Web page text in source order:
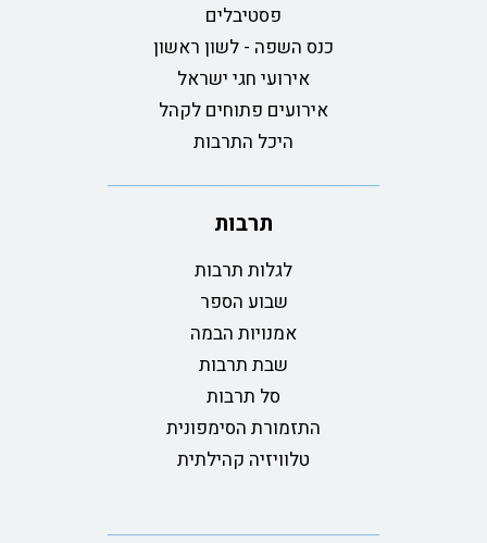
פסטיבלים
כנס השפה - לשון ראשון
אירועי חגי ישראל
אירועים פתוחים לקהל
היכל התרבות
תרבות
לגלות תרבות
שבוע הספר
אמנויות הבמה
שבת תרבות
סל תרבות
התזמורת הסימפונית
טלוויזיה קהילתית